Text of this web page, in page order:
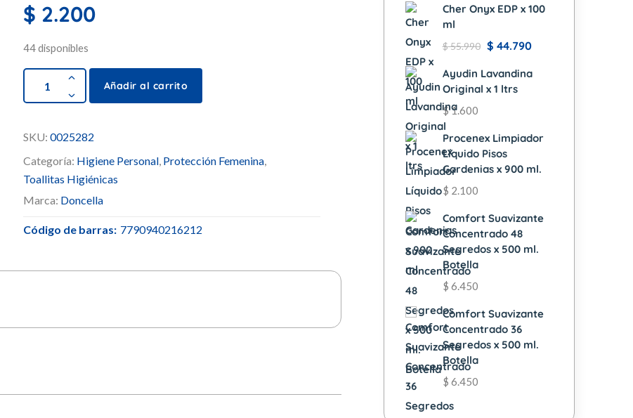
$ 2.200
44 disponibles
Añadir al carrito
SKU: 0025282
Categoría: Higiene Personal, Protección Femenina,
Toallitas Higiénicas
Marca: Doncella
Código de barras: 7790940216212
Cher Onyx EDP x 100
ml
$55.990 $ 44.790
Ayudin Lavandina
Original x 1 ltrs
$1.600
Procenex Limpiador
Líquido Pisos
Gardenias x 900 ml.
$ 2.100
Comfort Suavizante
Concentrado 48
Segredos x 500 ml.
Botella
$ 6.450
Comfort Suavizante
Concentrado 36
Segredos x 500 ml.
Botella
$ 6.450